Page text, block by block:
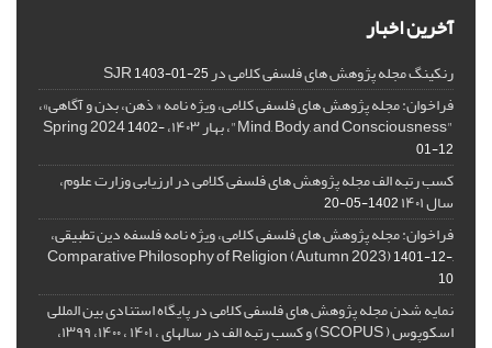
آخرین اخبار
رنکینگ مجله پژوهش های فلسفی کلامی در SJR1403-01-25
فراخوان: مجله پژوهش های فلسفی کلامی، ویژه نامه « ذهن، بدن و آگاهی»،
"Mind, Body, and Consciousness"، بهار ۱۴۰۳، Spring 2024
1402-
01-12
کسب رتبه الف مجله پژوهش های فلسفی کلامی در ارزیابی وزارت علوم،
سال ۱۴۰۱ 1402-05-20
فراخوان: مجله پژوهش های فلسفی کلامی، ویژه نامه فلسفه دین تطبیقی،
,Comparative Philosophy of Religion (Autumn 2023)
1401-12-
10
نمایه شدن مجله پژوهش های فلسفی کلامی در پایگاه استنادی بین المللی
اسکوپوس ( SCOPUS) و کسب رتبه الف در سالهای ، ۱۴۰۱ ، ۱۴۰۰، ۱۳۹۹،